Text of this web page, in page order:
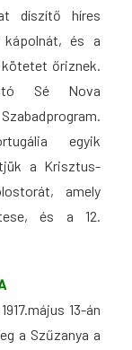
díszítő híres
kápolnát, és a
őriznek.
Sé Nova
egyik
a Krisztus-
amely
és a 12.
13-án
a Szűzanya a